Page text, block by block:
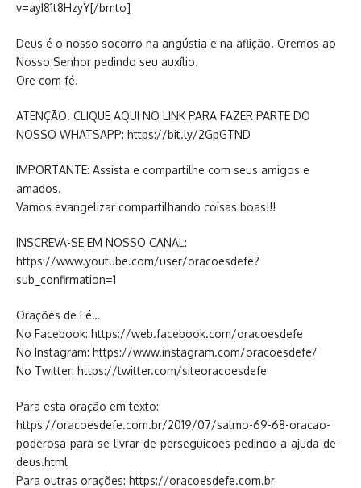
v=ayI81t8HzyY[/bmto]
Deus é o nosso socorro na angústia e na aflição. Oremos ao
Nosso Senhor pedindo seu auxílio.
Ore com fé.
ATENÇÃO. CLIQUE AQUI NO LINK PARA FAZER PARTE DO
NOSSO WHATSAPP: https://bit.ly/2GpGTND
IMPORTANTE: Assista e compartilhe com seus amigos e
amados.
Vamos evangelizar compartilhando coisas boas!!!
INSCREVA-SE EM NOSSO CANAL:
https://www.youtube.com/user/oracoesdefe?
sub_confirmation=1
Orações de Fé…
No Facebook: https://web.facebook.com/oracoesdefe
No Instagram: https://www.instagram.com/oracoesdefe/
No Twitter: https://twitter.com/siteoracoesdefe
Para esta oração em texto:
https://oracoesdefe.com.br/2019/07/salmo-69-68-oracao-
poderosa-para-se-livrar-de-perseguicoes-pedindo-a-ajuda-de-
deus.html
Para outras orações: https://oracoesdefe.com.br